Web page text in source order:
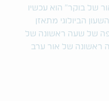
של בוקר״ הוא עכשיו
הביולוגי מתאזן
של שעה ראשונה של
ראשונה של אור ערב